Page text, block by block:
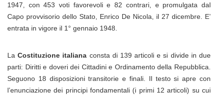
1947, con 453 voti favorevoli e 82 contrari, e promulgata dal
Capo provvisorio dello Stato, Enrico De Nicola, il 27 dicembre. E’
entrata in vigore il 1° gennaio 1948.
LaCostituzione italiana consta di 139 articoli e si divide in due
parti: Diritti e doveri dei Cittadini e Ordinamento della Repubblica.
Seguono 18 disposizioni transitorie e finali. Il testo si apre con
l’enunciazione dei principi fondamentali (i primi 12 articoli) su cui